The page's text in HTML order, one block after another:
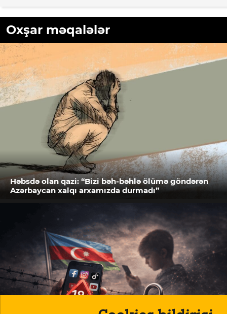
Oxşar məqalələr
Həbsdə olan qazi: “Bizi bəh-bəhlə ölümə göndərən
Azərbaycan xalqı arxamızda durmadı”